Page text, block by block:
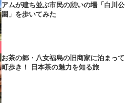
アムが建ち並ぶ市民の憩いの場「白川公
園」を歩いてみた
お茶の郷・八女福島の旧商家に泊まって
町歩き！ 日本茶の魅力を知る旅